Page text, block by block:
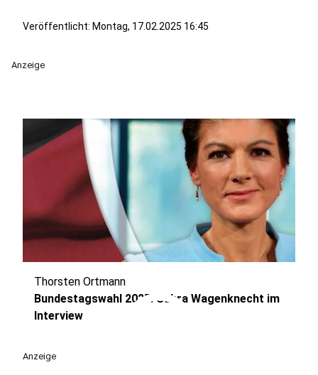
Veröffentlicht: Montag, 17.02.2025 16:45
Anzeige
play_circle
Thorsten Ortmann
Bundestagswahl 2025: Sahra Wagenknecht im
Interview
Anzeige